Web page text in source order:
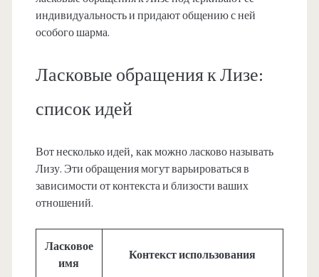
индивидуальность и придают общению с ней
особого шарма.
Ласковые обращения к Лизе:
список идей
Вот несколько идей, как можно ласково называть
Лизу. Эти обращения могут варьироваться в
зависимости от контекста и близости ваших
отношений.
Ласковое
имя
Контекст использования